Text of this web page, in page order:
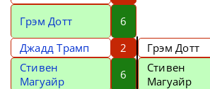
Грэм Дотт
6
Джадд Трамп
2 Грэм Дотт
Стивен
Магуайр
6
Стивен
Магуайр